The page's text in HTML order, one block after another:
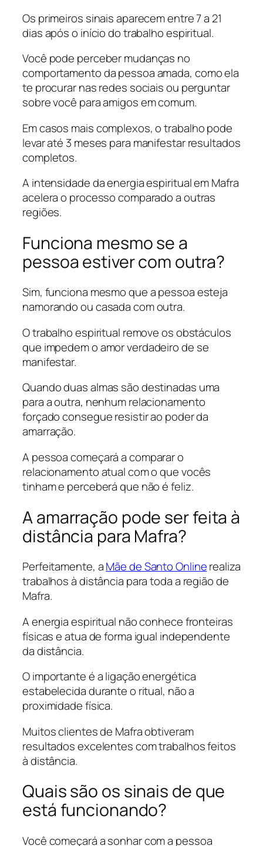
Os primeiros sinais aparecem entre 7 a 21
dias após o início do trabalho espiritual.
Você pode perceber mudanças no
comportamento da pessoa amada, como ela
te procurar nas redes sociais ou perguntar
sobre você para amigos em comum.
Em casos mais complexos, o trabalho pode
levar até 3 meses para manifestar resultados
completos.
A intensidade da energia espiritual em Mafra
acelera o processo comparado a outras
regiões.
Funciona mesmo se a
pessoa estiver com outra?
Sim, funciona mesmo que a pessoa esteja
namorando ou casada com outra.
O trabalho espiritual remove os obstáculos
que impedem o amor verdadeiro de se
manifestar.
Quando duas almas são destinadas uma
para a outra, nenhum relacionamento
forçado consegue resistir ao poder da
amarração.
A pessoa começará a comparar o
relacionamento atual com o que vocês
tinham e perceberá que não é feliz.
A amarração pode ser feita à
distância para Mafra?
Perfeitamente, aMãe de Santo Onlinerealiza
trabalhos à distância para toda a região de
Mafra.
A energia espiritual não conhece fronteiras
físicas e atua de forma igual independente
da distância.
O importante é a ligação energética
estabelecida durante o ritual, não a
proximidade física.
Muitos clientes de Mafra obtiveram
resultados excelentes com trabalhos feitos
à distância.
Quais são os sinais de que
está funcionando?
Você começará a sonhar com a pessoa